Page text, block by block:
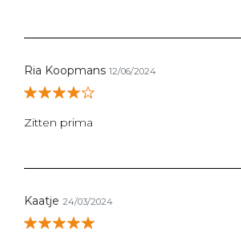
Ria Koopmans 12/06/2024
Zitten prima
Kaatje 24/03/2024